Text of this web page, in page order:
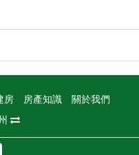
房 房產知識
關於我們